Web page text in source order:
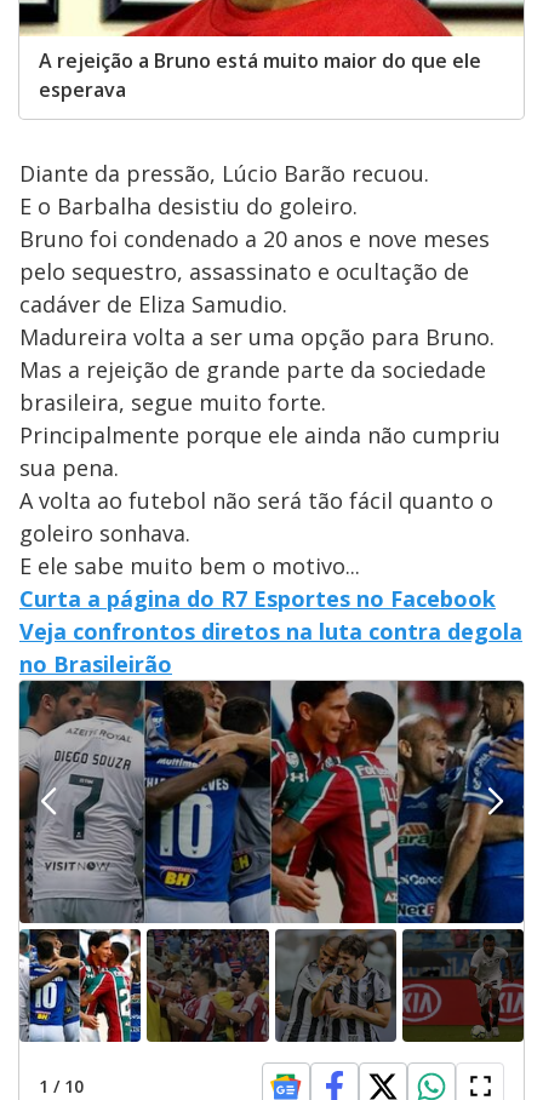
A rejeição a Bruno está muito maior do que ele
esperava
Diante da pressão, Lúcio Barão recuou.
E o Barbalha desistiu do goleiro.
Bruno foi condenado a 20 anos e nove meses
pelo sequestro, assassinato e ocultação de
cadáver de Eliza Samudio.
Madureira volta a ser uma opção para Bruno.
Mas a rejeição de grande parte da sociedade
brasileira, segue muito forte.
Principalmente porque ele ainda não cumpriu
sua pena.
A volta ao futebol não será tão fácil quanto o
goleiro sonhava.
E ele sabe muito bem o motivo...
Curta a página do R7 Esportes no Facebook
Veja confrontos diretos na luta contra degola
no Brasileirão
1 / 10